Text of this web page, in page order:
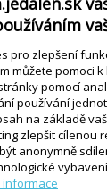
pro zlepšení
můžete pomoci
pomocí
používání
na základě
zlepšit cílenou
anonymně
informace